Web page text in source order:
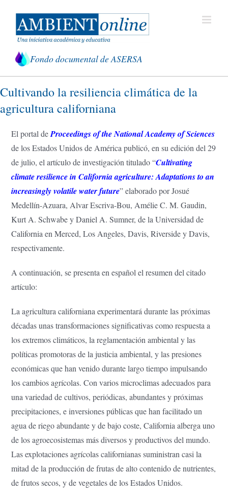
contenido
Fondo documental de ASERSA
Cultivando la resiliencia climática de la
agricultura californiana
El portal deProceedings of the National Academy of Sciences
de los Estados Unidos de América publicó, en su edición del 29
de julio, el artículo de investigación titulado “Cultivating
climate resilience in California agriculture: Adaptations to an
increasingly volatile water future” elaborado por Josué
Medellín-Azuara, Alvar Escriva-Bou, Amélie C. M. Gaudin,
Kurt A. Schwabe y Daniel A. Sumner, de la Universidad de
California en Merced, Los Angeles, Davis, Riverside y Davis,
respectivamente.
A continuación, se presenta en español el resumen del citado
artículo:
La agricultura californiana experimentará durante las próximas
décadas unas transformaciones significativas como respuesta a
los extremos climáticos, la reglamentación ambiental y las
políticas promotoras de la justicia ambiental, y las presiones
económicas que han venido durante largo tiempo impulsando
los cambios agrícolas. Con varios microclimas adecuados para
una variedad de cultivos, periódicas, abundantes y próximas
precipitaciones, e inversiones públicas que han facilitado un
agua de riego abundante y de bajo coste, California alberga uno
de los agroecosistemas más diversos y productivos del mundo.
Las explotaciones agrícolas californianas suministran casi la
mitad de la producción de frutas de alto contenido de nutrientes,
de frutos secos, y de vegetales de los Estados Unidos.